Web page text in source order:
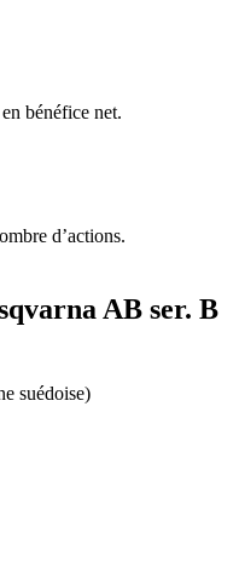
bénéfice net.
d’actions.
AB ser. B
suédoise)